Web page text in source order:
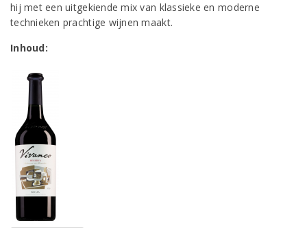
hij met een uitgekiende mix van klassieke en moderne
technieken prachtige wijnen maakt.
Inhoud: